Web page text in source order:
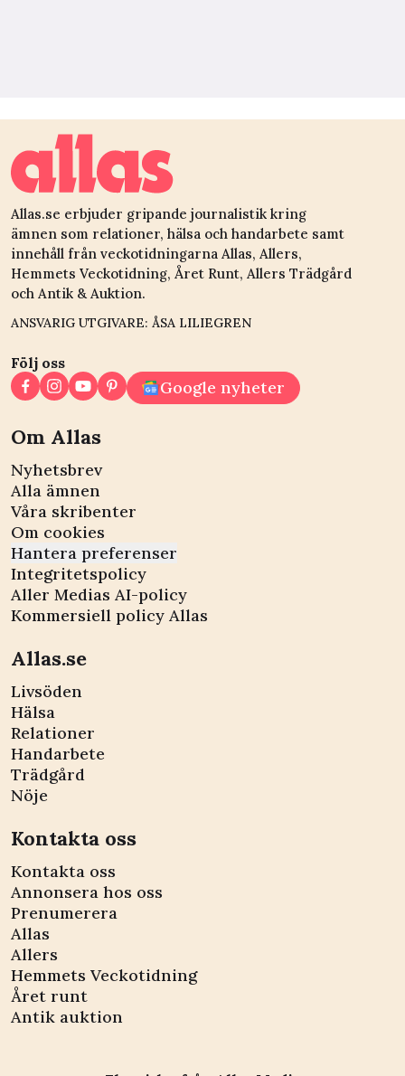
Allas.se erbjuder gripande journalistik kring
ämnen som relationer, hälsa och handarbete samt
innehåll från veckotidningarna Allas, Allers,
Hemmets Veckotidning, Året Runt, Allers Trädgård
och Antik & Auktion.
ANSVARIG UTGIVARE: ÅSA LILIEGREN
Följ oss
Google nyheter
Om Allas
Nyhetsbrev
Alla ämnen
Våra skribenter
Om cookies
Hantera preferenser
Integritetspolicy
Aller Medias AI-policy
Kommersiell policy Allas
Allas.se
Livsöden
Hälsa
Relationer
Handarbete
Trädgård
Nöje
Kontakta oss
Kontakta oss
Annonsera hos oss
Prenumerera
Allas
Allers
Hemmets Veckotidning
Året runt
Antik auktion